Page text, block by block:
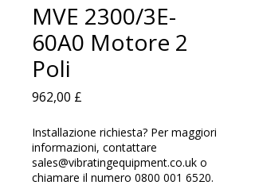
MVE 2300/3E-
60A0 Motore 2
Poli
962,00 £
Installazione richiesta? Per maggiori
informazioni, contattare
sales@vibratingequipment.co.uk o
chiamare il numero 0800 001 6520.